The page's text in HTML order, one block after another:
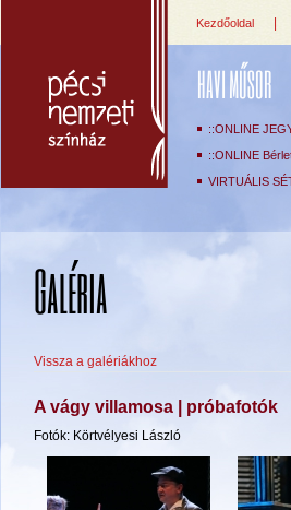
Kezdőoldal
HAVI MŰSOR
::ONLINE
::ONLINE
VIRTUÁLIS
Galéria
Vissza a galériákhoz
A vágy villamosa | próbafotók
Fotók: Körtvélyesi László